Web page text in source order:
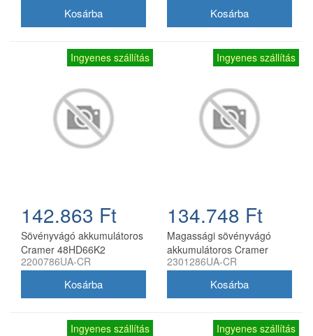
Ingyenes szállítás
142.863 Ft
Sövényvágó akkumulátoros
Cramer 48HD66K2
akkumulátorral és töltővel
2200786UA-CR
Ingyenes szállítás
134.748 Ft
Magassági sövényvágó
akkumulátoros Cramer
48PHK2 akkumulátorral és
2301286UA-CR
Ingyenes szállítás Ingyenes szállítás